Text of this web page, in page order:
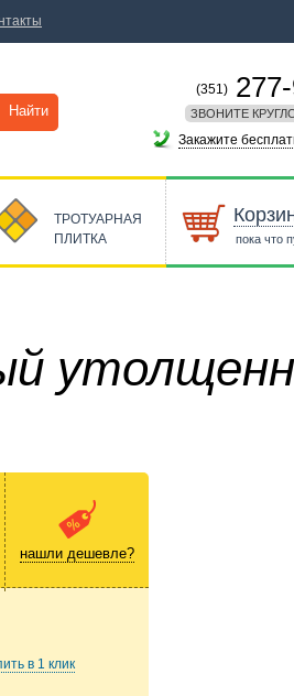
нашли дешевле?
в 1 клик
Найти
(351)
ЗВОНИТЕ
Закажите
ТРОТУАРНАЯ
ПЛИТКА
пока что